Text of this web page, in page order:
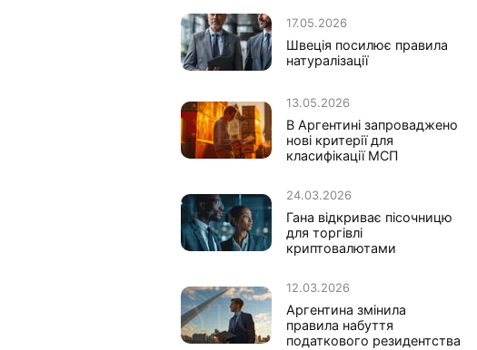
17.05.2026
Швеція посилює правила
натуралізації
13.05.2026
В Аргентині запроваджено
нові критерії для
класифікації МСП
24.03.2026
Гана відкриває пісочницю
для торгівлі
криптовалютами
12.03.2026
Аргентина змінила
правила набуття
податкового резидентства